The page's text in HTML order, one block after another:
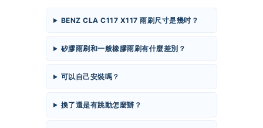
BENZ CLA C117 X117 雨刷尺寸是幾吋？
矽膠雨刷和一般橡膠雨刷有什麼差別？
可以自己安裝嗎？
換了還是有跳動怎麼辦？